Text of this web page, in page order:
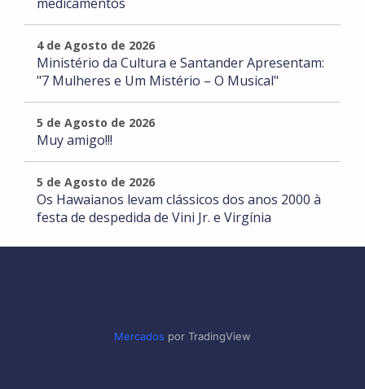
4 de Agosto de 2026
Ministério da Cultura e Santander Apresentam:
"7 Mulheres e Um Mistério – O Musical"
5 de Agosto de 2026
Muy amigo!!!
5 de Agosto de 2026
Os Hawaianos levam clássicos dos anos 2000 à
festa de despedida de Vini Jr. e Virgínia
Mercados por TradingView